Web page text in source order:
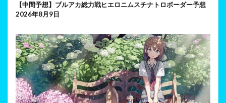
【中間予想】ブルアカ総力戦ヒエロニムスチナトロボーダー予想
2026年8月9日